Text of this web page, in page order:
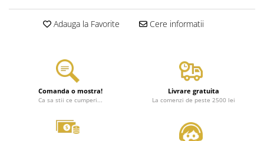
Adauga la Favorite Cere informatii
Comanda o mostra!
Ca sa stii ce cumperi...
Livrare gratuita
La comenzi de peste 2500 lei